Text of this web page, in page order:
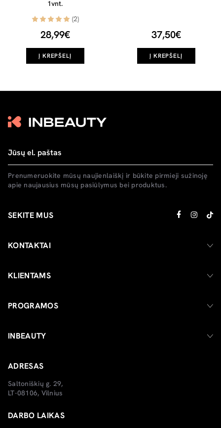
1vnt.
(2)
28,99€
Į KREPŠELĮ
37,50€
Į KREPŠELĮ
Prenumeruokite mūsų naujienlaiškį ir būkite pirmieji sužinoję
apie naujausius mūsų pasiūlymus bei produktus.
SEKITE MUS
KONTAKTAI
KLIENTAMS
PROGRAMOS
INBEAUTY
ADRESAS
Saltoniškių g. 29,
LT-08106, Vilnius
DARBO LAIKAS